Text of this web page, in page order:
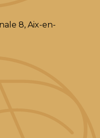
8, Aix-en-